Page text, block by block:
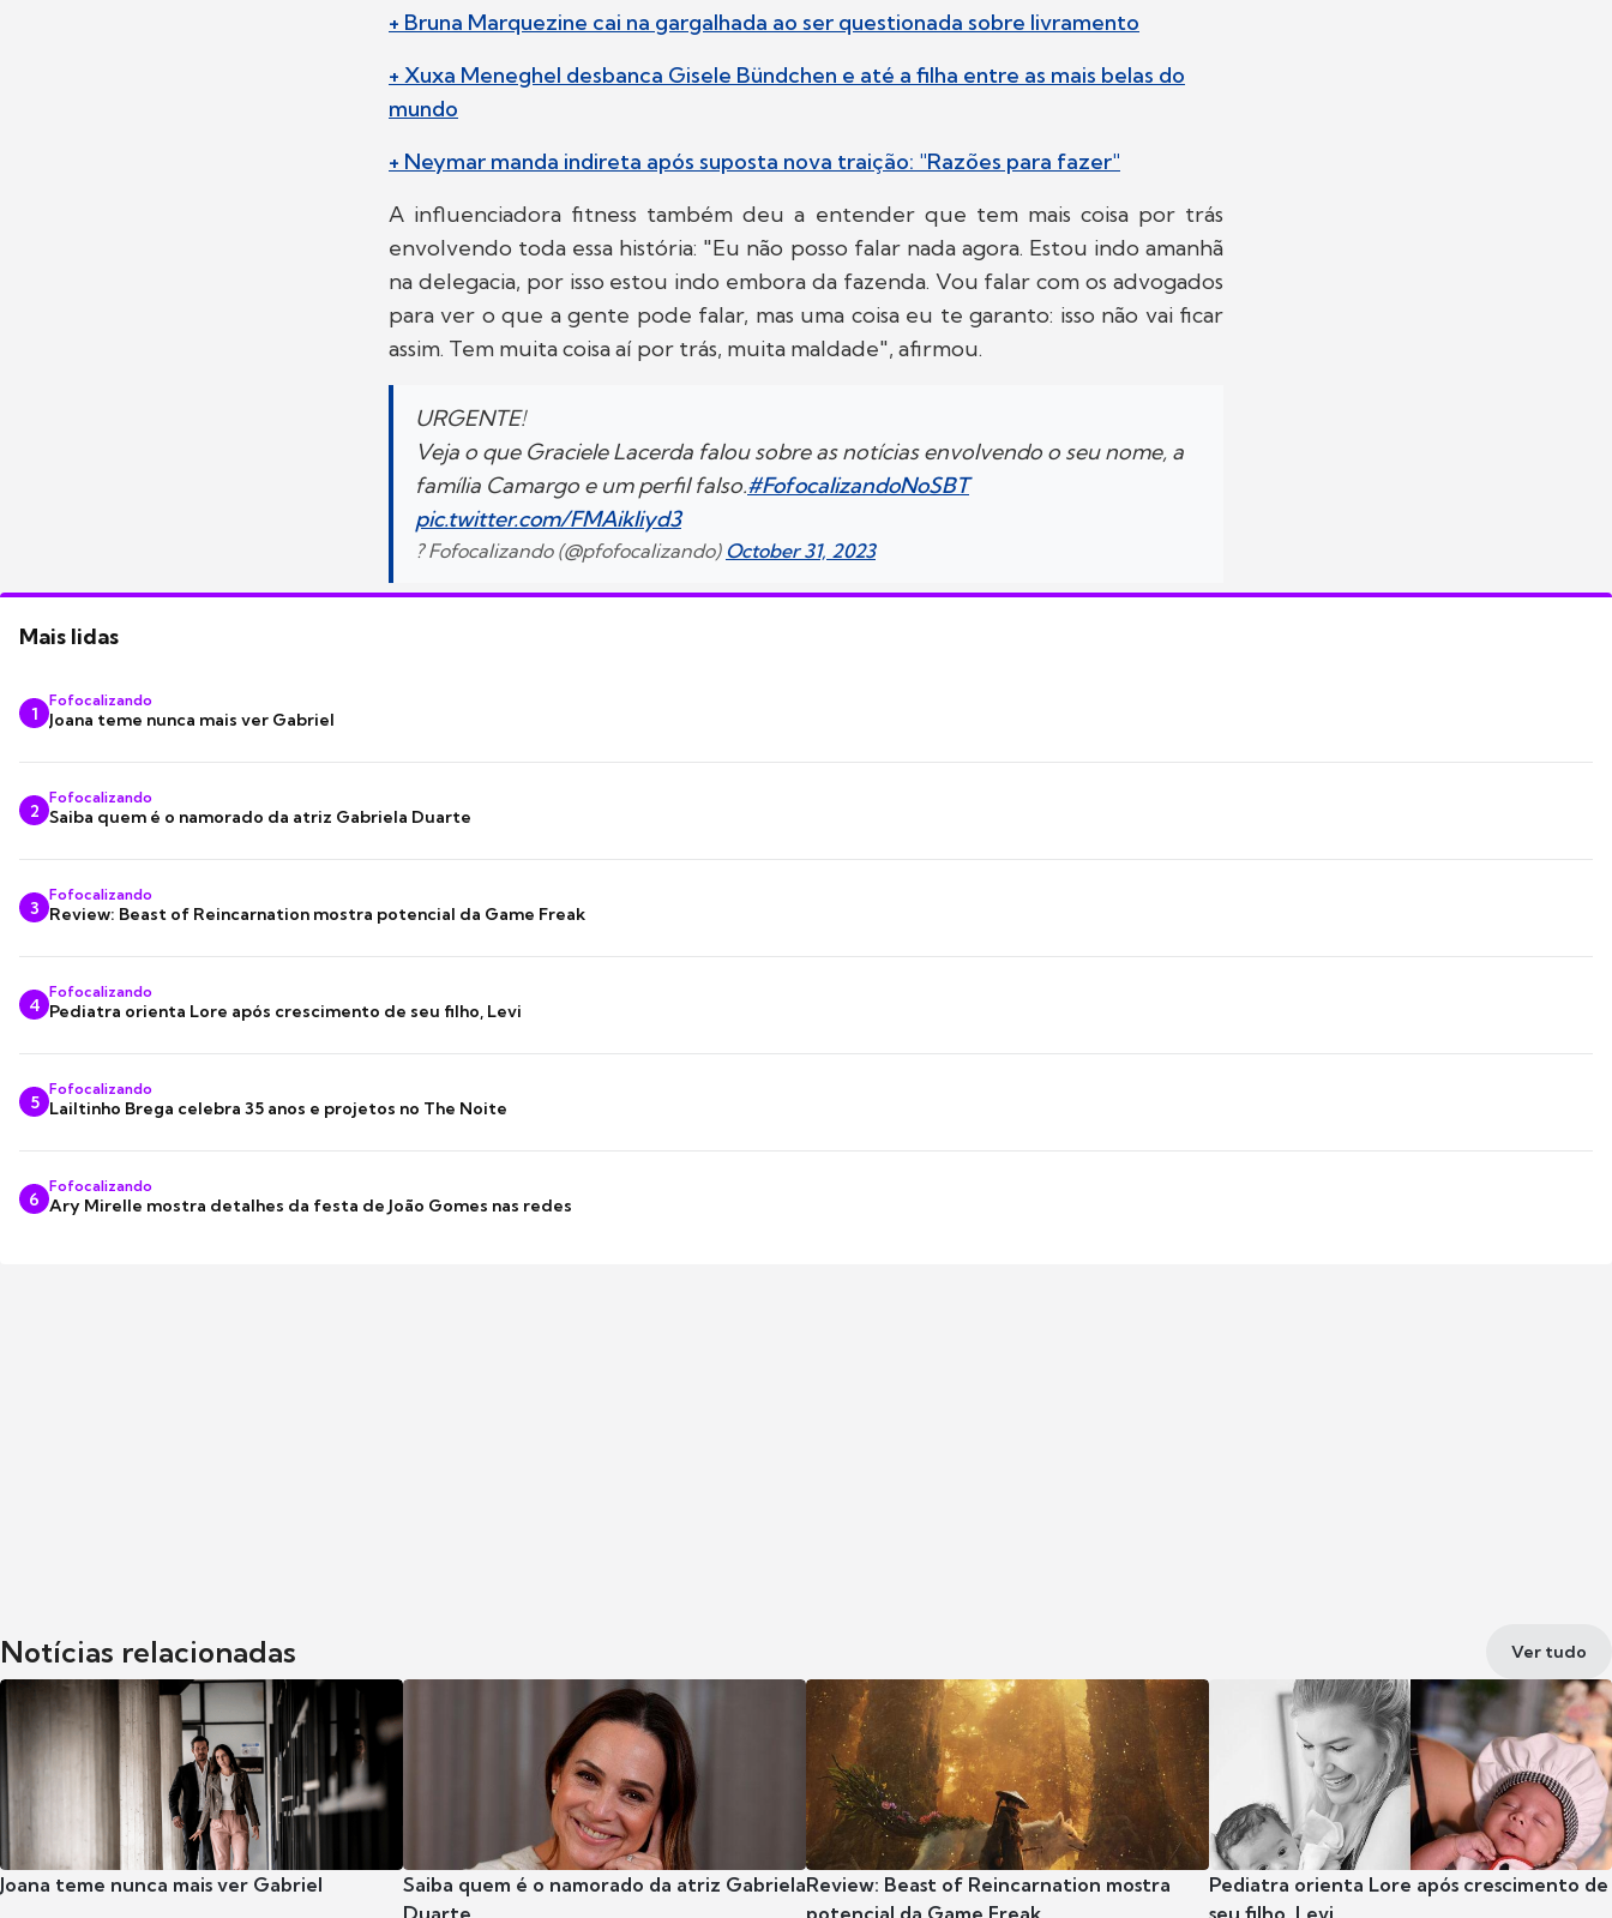
+ Bruna Marquezine cai na gargalhada ao ser questionada sobre livramento
+ Xuxa Meneghel desbanca Gisele Bündchen e até a filha entre as mais belas do
mundo
+ Neymar manda indireta após suposta nova traição: "Razões para fazer"
A influenciadora fitness também deu a entender que tem mais coisa por trás
envolvendo toda essa história: "Eu não posso falar nada agora. Estou indo amanhã
na delegacia, por isso estou indo embora da fazenda. Vou falar com os advogados
para ver o que a gente pode falar, mas uma coisa eu te garanto: isso não vai ficar
assim. Tem muita coisa aí por trás, muita maldade", afirmou.
URGENTE!
Veja o que Graciele Lacerda falou sobre as notícias envolvendo o seu nome, a
família Camargo e um perfil falso.#FofocalizandoNoSBT
pic.twitter.com/FMAikIiyd3
? Fofocalizando (@pfofocalizando) October 31, 2023
Mais lidas
1
Fofocalizando
Joana teme nunca mais ver Gabriel
2
Fofocalizando
Saiba quem é o namorado da atriz Gabriela Duarte
3
Fofocalizando
Review: Beast of Reincarnation mostra potencial da Game Freak
4
Fofocalizando
Pediatra orienta Lore após crescimento de seu filho, Levi
5
Fofocalizando
Lailtinho Brega celebra 35 anos e projetos no The Noite
6
Fofocalizando
Ary Mirelle mostra detalhes da festa de João Gomes nas redes
Notícias relacionadas Ver tudo
Joana teme nunca mais ver Gabriel
Saiba quem é o namorado da atriz Gabriela
Duarte
Review: Beast of Reincarnation mostra
potencial da Game Freak
Pediatra orienta Lore após crescimento de
seu filho, Levi